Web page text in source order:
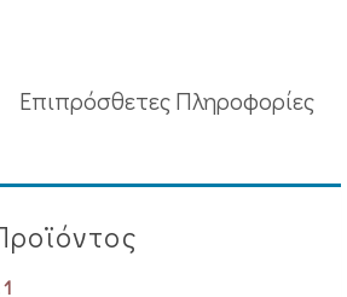
Επιπρόσθετες Πληροφορίες